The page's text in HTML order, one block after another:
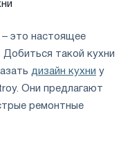
– это настоящее
такой кухни
дизайн кухни у
Они предлагают
ремонтные